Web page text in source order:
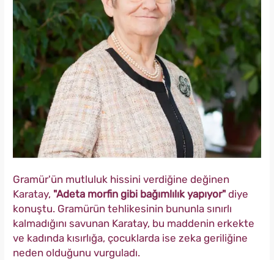
Gramür'ün mutluluk hissini verdiğine değinen
Karatay, "Adeta morfin gibi bağımlılık yapıyor" diye
konuştu. Gramürün tehlikesinin bununla sınırlı
kalmadığını savunan Karatay, bu maddenin erkekte
ve kadında kısırlığa, çocuklarda ise zeka geriliğine
neden olduğunu vurguladı.